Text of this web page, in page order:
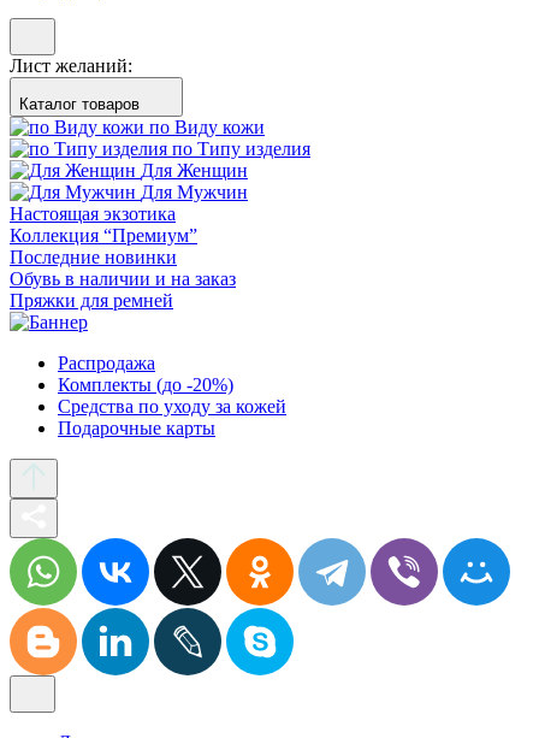
Лист желаний:
Каталог товаров
по Виду кожи
по Типу изделия
Для Женщин
Для Мужчин
Настоящая экзотика
Коллекция “Премиум”
Последние новинки
Обувь в наличии и на заказ
Пряжки для ремней
Распродажа
Комплекты (до -20%)
Средства по уходу за кожей
Подарочные карты